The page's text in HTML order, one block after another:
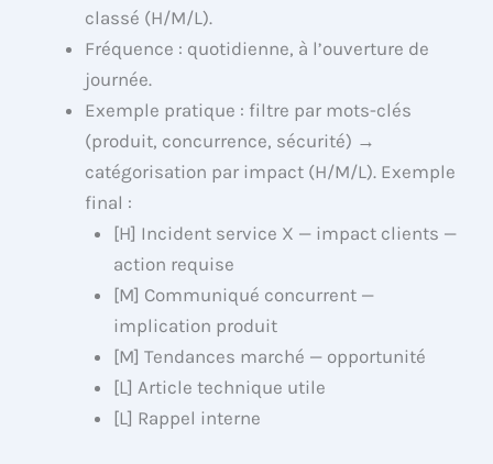
classé (H/M/L).
Fréquence : quotidienne, à l’ouverture de
journée.
Exemple pratique : filtre par mots-clés
(produit, concurrence, sécurité) →
catégorisation par impact (H/M/L). Exemple
final :
[H] Incident service X — impact clients —
action requise
[M] Communiqué concurrent —
implication produit
[M] Tendances marché — opportunité
[L] Article technique utile
[L] Rappel interne